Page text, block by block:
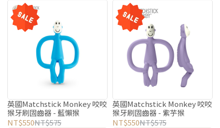
英國Matchstick Monkey 咬咬
猴牙刷固齒器 - 藍懶猴
NT$550NT$575
英國Matchstick Monkey 咬咬
猴牙刷固齒器 - 紫芋猴
NT$550NT$575